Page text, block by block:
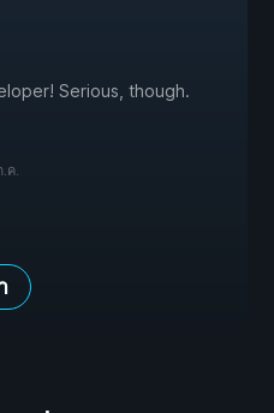
Serious, though.
ค.